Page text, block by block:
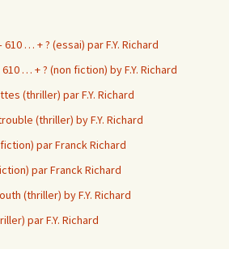
… + ? (essai) par F.Y. Richard
… + ? (non fiction) by F.Y. Richard
(thriller) par F.Y. Richard
(thriller) by F.Y. Richard
par Franck Richard
par Franck Richard
(thriller) by F.Y. Richard
par F.Y. Richard